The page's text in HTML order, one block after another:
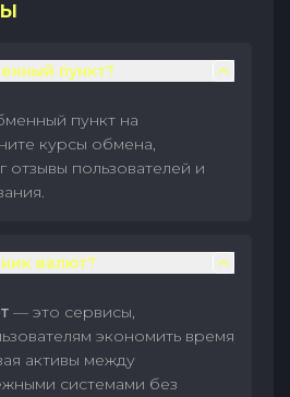
пункт?
пункт на
курсы обмена,
отзывы пользователей и
валют?
— это сервисы,
экономить время
активы между
системами без